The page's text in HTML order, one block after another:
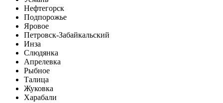
Нефтегорск
Подпорожье
Яровое
Петровск-Забайкальский
Инза
Слюдянка
Апрелевка
Рыбное
Талица
Жуковка
Харабали